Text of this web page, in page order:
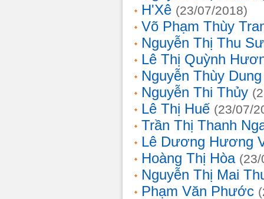
H'Xê (23/07/2018)
Võ Phạm Thùy
Nguyễn Thị Thu
Lê Thị Quỳnh
Nguyễn Thùy Dung
Nguyễn Thi Thủy
Lê Thị Huế (23/07/
Trần Thị Thanh
Lê Dương Hương
Hoàng Thị Hòa
Nguyễn Thị Mai
Phạm Văn Phước